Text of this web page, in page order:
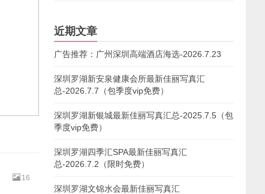
16
近期文章
广告推荐：广州深圳高端酒店海选-2026.7.23
深圳罗湖新安泉健康会所最新佳丽写真汇
总-2026.7.7（包季度vip免费）
深圳罗湖新银城最新佳丽写真汇总-2025.7.5（包
季度vip免费）
深圳罗湖四季汇SPA最新佳丽写真汇
总-2026.7.2（限时免费）
深圳罗湖文锦水会最新佳丽写真汇